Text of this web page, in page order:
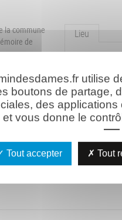
la commune
de
Louis
à l'âge
Lieu
Coordonnées
49° 26'
utilise
boutons de partage,
des
vous donne le
Tout accepter Tout